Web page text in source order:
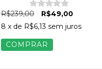
R$239,00
R$49,00
8 x de R$6,13 sem juros
COMPRAR